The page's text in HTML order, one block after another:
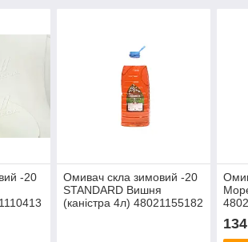
-20
Омивач скла зимовий -20
STANDARD Вишня
(каністра 4л) 48021155182
134